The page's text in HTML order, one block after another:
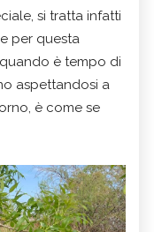
si tratta infatti
per questa
è tempo di
aspettandosi a
è come se